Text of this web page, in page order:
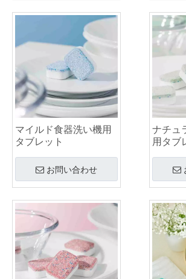
マイルド食器洗い機用
タブレット
お問い合わせ
ナチュ
用タブ